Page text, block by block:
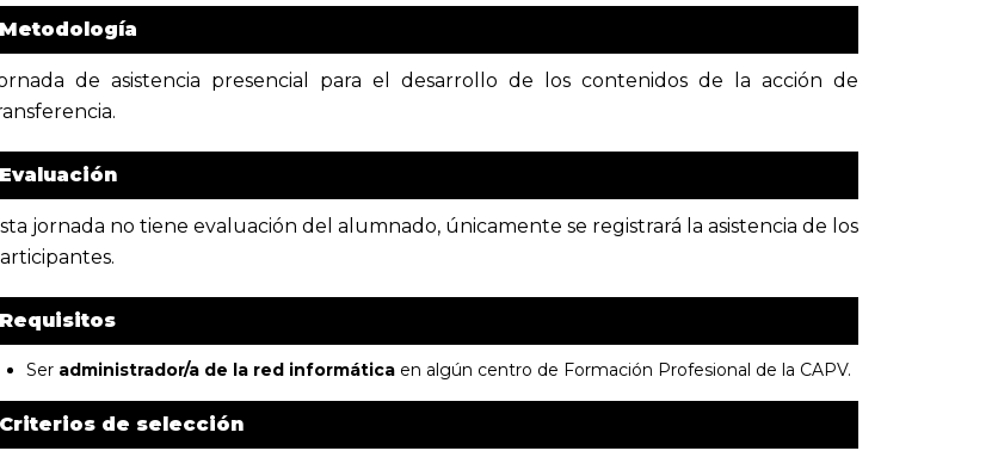
Metodología
de asistencia presencial para el desarrollo de los contenidos de la acción de
Evaluación
jornada no tiene evaluación del alumnado, únicamente se registrará la asistencia de los
Requisitos
Ser administrador/a de la red informáticaen algún centro de Formación Profesional de la CAPV.
Criterios de selección